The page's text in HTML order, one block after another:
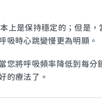
上是保持穩定的；但是
吸時心跳變慢更為明顯。
您將呼吸頻率降低到每
的療法了。